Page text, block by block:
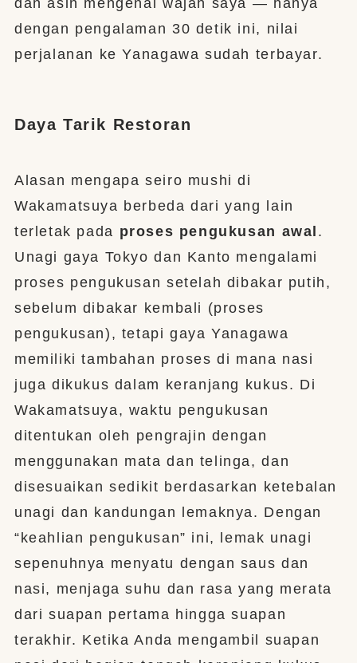
dan asin mengenai wajah saya — hanya
dengan pengalaman 30 detik ini, nilai
perjalanan ke Yanagawa sudah terbayar.
Daya Tarik Restoran
Alasan mengapa seiro mushi di
Wakamatsuya berbeda dari yang lain
terletak pada proses pengukusan awal .
Unagi gaya Tokyo dan Kanto mengalami
proses pengukusan setelah dibakar putih,
sebelum dibakar kembali (proses
pengukusan), tetapi gaya Yanagawa
memiliki tambahan proses di mana nasi
juga dikukus dalam keranjang kukus. Di
Wakamatsuya, waktu pengukusan
ditentukan oleh pengrajin dengan
menggunakan mata dan telinga, dan
disesuaikan sedikit berdasarkan ketebalan
unagi dan kandungan lemaknya. Dengan
“keahlian pengukusan” ini, lemak unagi
sepenuhnya menyatu dengan saus dan
nasi, menjaga suhu dan rasa yang merata
dari suapan pertama hingga suapan
terakhir. Ketika Anda mengambil suapan